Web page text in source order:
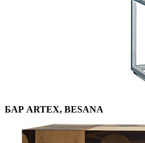
БАР ARTEX, BESANA